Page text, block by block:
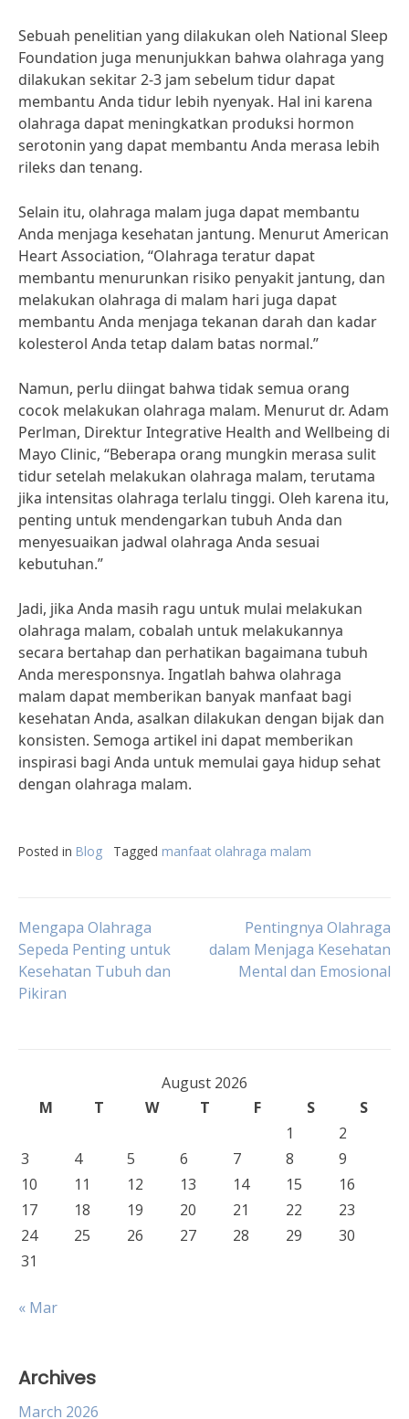
Sebuah penelitian yang dilakukan oleh National Sleep
Foundation juga menunjukkan bahwa olahraga yang
dilakukan sekitar 2-3 jam sebelum tidur dapat
membantu Anda tidur lebih nyenyak. Hal ini karena
olahraga dapat meningkatkan produksi hormon
serotonin yang dapat membantu Anda merasa lebih
rileks dan tenang.
Selain itu, olahraga malam juga dapat membantu
Anda menjaga kesehatan jantung. Menurut American
Heart Association, “Olahraga teratur dapat
membantu menurunkan risiko penyakit jantung, dan
melakukan olahraga di malam hari juga dapat
membantu Anda menjaga tekanan darah dan kadar
kolesterol Anda tetap dalam batas normal.”
Namun, perlu diingat bahwa tidak semua orang
cocok melakukan olahraga malam. Menurut dr. Adam
Perlman, Direktur Integrative Health and Wellbeing di
Mayo Clinic, “Beberapa orang mungkin merasa sulit
tidur setelah melakukan olahraga malam, terutama
jika intensitas olahraga terlalu tinggi. Oleh karena itu,
penting untuk mendengarkan tubuh Anda dan
menyesuaikan jadwal olahraga Anda sesuai
kebutuhan.”
Jadi, jika Anda masih ragu untuk mulai melakukan
olahraga malam, cobalah untuk melakukannya
secara bertahap dan perhatikan bagaimana tubuh
Anda meresponsnya. Ingatlah bahwa olahraga
malam dapat memberikan banyak manfaat bagi
kesehatan Anda, asalkan dilakukan dengan bijak dan
konsisten. Semoga artikel ini dapat memberikan
inspirasi bagi Anda untuk memulai gaya hidup sehat
dengan olahraga malam.
Posted in Blog Tagged manfaat olahraga malam
Post
navigation
Mengapa Olahraga
Sepeda Penting untuk
Kesehatan Tubuh dan
Pikiran
Pentingnya Olahraga
dalam Menjaga Kesehatan
Mental dan Emosional
August 2026
M
T W T F S
S
1
2
3
4 5 6 7 8
9
10
11 12 13 14 15
16
17
18 19 20 21 22
23
24
25 26 27 28 29
30
31
« Mar
Archives
March 2026